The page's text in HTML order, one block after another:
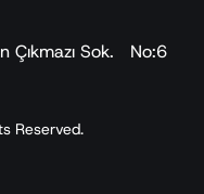
Çıkmazı Sok. No:6
Reserved.